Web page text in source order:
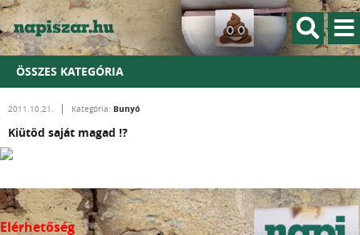
ÖSSZES KATEGÓRIA
2011.10.21. Kategória: Bunyó
Kiütöd saját magad !?
Elérhetőség